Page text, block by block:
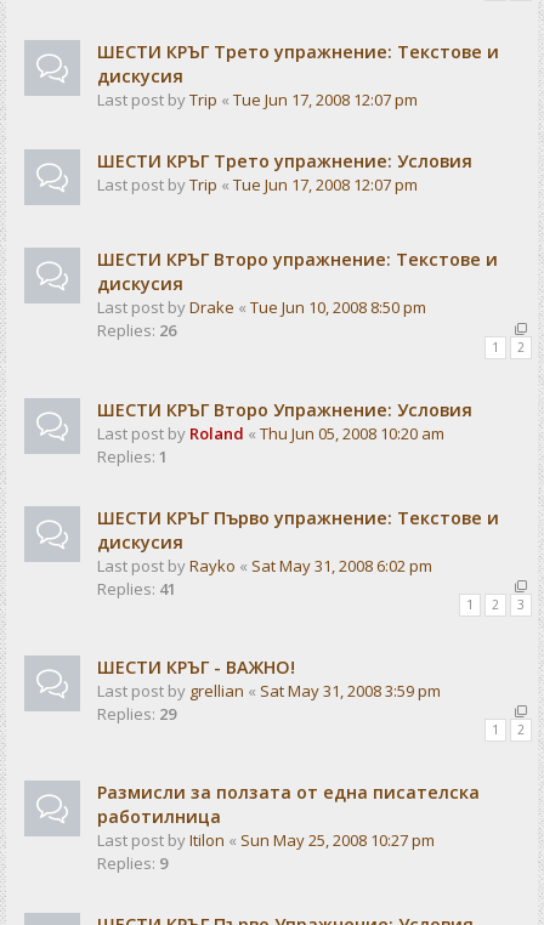
ШЕСТИ КРЪГ Трето упражнение: Текстове и
дискусия
Last post byTrip « Tue Jun 17, 2008 12:07 pm
ШЕСТИ КРЪГ Трето упражнение: Условия
Last post byTrip « Tue Jun 17, 2008 12:07 pm
ШЕСТИ КРЪГ Второ упражнение: Текстове и
дискусия
Last post byDrake « Tue Jun 10, 2008 8:50 pm
Replies: 26
1 2
ШЕСТИ КРЪГ Второ Упражнение: Условия
Last post by Roland « Thu Jun 05, 2008 10:20 am
Replies: 1
ШЕСТИ КРЪГ Първо упражнение: Текстове и
дискусия
Last post byRayko « Sat May 31, 2008 6:02 pm
Replies: 41
1 2 3
ШЕСТИ КРЪГ - ВАЖНО!
Last post by grellian « Sat May 31, 2008 3:59 pm
Replies: 29
1 2
Размисли за ползата от една писателска
работилница
Last post byItilon « Sun May 25, 2008 10:27 pm
Replies: 9